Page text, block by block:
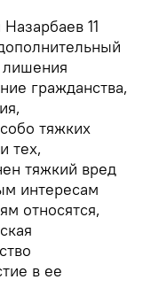
11
лишения
гражданства,
тяжких
тех,
тяжкий вред
интересам
относятся,
в ее